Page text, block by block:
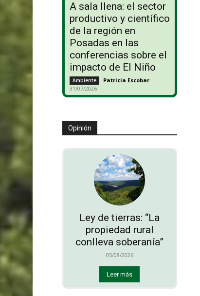
A sala llena: el sector
productivo y científico
de la región en
Posadas en las
conferencias sobre el
impacto de El Niño
Ambiente Patricia Escobar -
31/07/2026
Opinión
Ley de tierras: “La
propiedad rural
conlleva soberanía”
05/08/2026
Leer más